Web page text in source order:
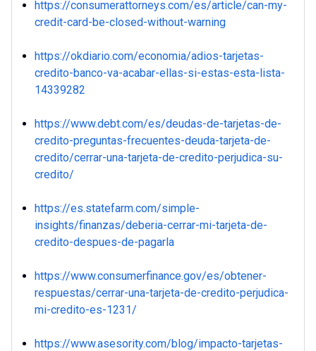
https://consumerattorneys.com/es/article/can-my-
credit-card-be-closed-without-warning
https://okdiario.com/economia/adios-tarjetas-
credito-banco-va-acabar-ellas-si-estas-esta-lista-
14339282
https://www.debt.com/es/deudas-de-tarjetas-de-
credito-preguntas-frecuentes-deuda-tarjeta-de-
credito/cerrar-una-tarjeta-de-credito-perjudica-su-
credito/
https://es.statefarm.com/simple-
insights/finanzas/deberia-cerrar-mi-tarjeta-de-
credito-despues-de-pagarla
https://www.consumerfinance.gov/es/obtener-
respuestas/cerrar-una-tarjeta-de-credito-perjudica-
mi-credito-es-1231/
https://www.asesority.com/blog/impacto-tarjetas-